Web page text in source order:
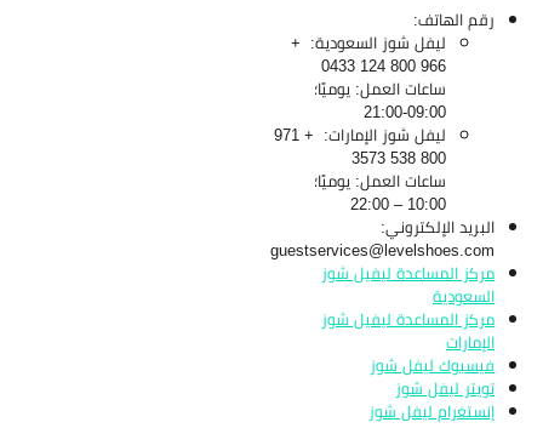
رقم الهاتف:
ليفل شوز السعودية: +
966 800 124 0433
ساعات العمل: يوميًا؛
09:00-21:00
ليفل شوز الإمارات: + 971
800 538 3573
ساعات العمل: يوميًا؛
10:00 – 22:00
البريد الإلكتروني:
guestservices@levelshoes.com
مركز المساعدة ليفيل شوز
السعودية
مركز المساعدة ليفيل شوز
الإمارات
فيسبوك ليفل شوز
تويتر ليفل شوز
إنستغرام ليفل شوز